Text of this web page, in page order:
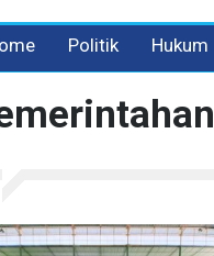
Politik Hukum